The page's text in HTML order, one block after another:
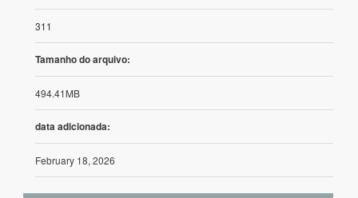
311
Tamanho do arquivo:
494.41MB
data adicionada:
February 18, 2026